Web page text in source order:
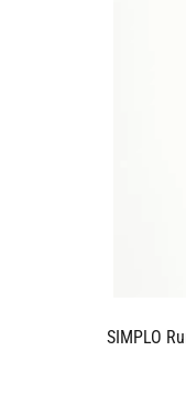
SIMPLO